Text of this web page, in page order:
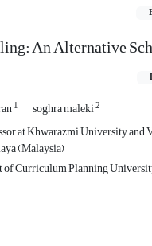
An Alternative
1 soghra maleki2
at Khwarazmi University and
(Malaysia)
of Curriculum Planning